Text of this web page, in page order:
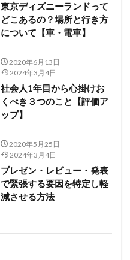
東京ディズニーランドって
どこあるの？場所と行き方
について【車・電車】
2020年6月13日
2024年3月4日
社会人1年目から心掛けお
くべき３つのこと【評価ア
ップ】
2020年5月25日
2024年3月4日
プレゼン・レビュー・発表
で緊張する要因を特定し軽
減させる方法